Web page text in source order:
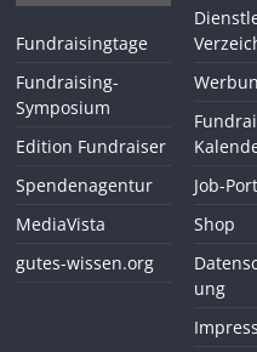
Fundraisingtage
Fundraising-
Symposium
Edition Fundraiser
Spendenagentur
MediaVista
gutes-wissen.org
Job-
Shop
ung